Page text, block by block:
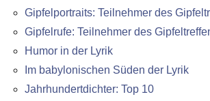
Gipfelportraits: Teilnehmer des
Gipfelrufe: Teilnehmer des
Humor in der Lyrik
Im babylonischen Süden der Lyrik
Jahrhundertdichter: Top 10